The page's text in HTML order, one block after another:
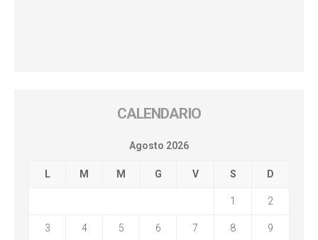
CALENDARIO
Agosto 2026
L M M G V S D
1 2
3 4 5 6 7 8 9